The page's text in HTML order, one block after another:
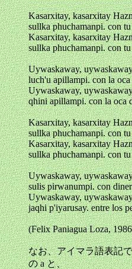
Kasarxitay, kasarxitay
sullka phuchamanpi. con
Kasarxitay, kasarxitay
sullka phuchamanpi. con
Uywaskaway,
luch'u apillampi. con la oca
Uywaskaway,
qhini apillampi. con la oca
Kasarxitay, kasarxitay
sullka phuchamanpi. con
Kasarxitay, kasarxitay
sullka phuchamanpi. con
Uywaskaway,
sulis pirwanumpi. con
Uywaskaway,
jaqhi p'iyarusay. entre los
(Felix Paniagua Loza,
なお、アイマラ語表記
の a と、